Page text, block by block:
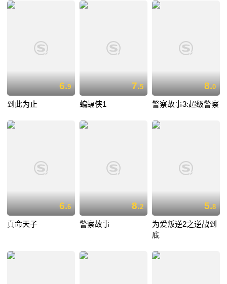
6.9
到此为止
7.5
蝙蝠侠1
8.0
警察故事3:超级警察
6.6
真命天子
8.2
警察故事
5.8
为爱叛逆2之逆战到
底